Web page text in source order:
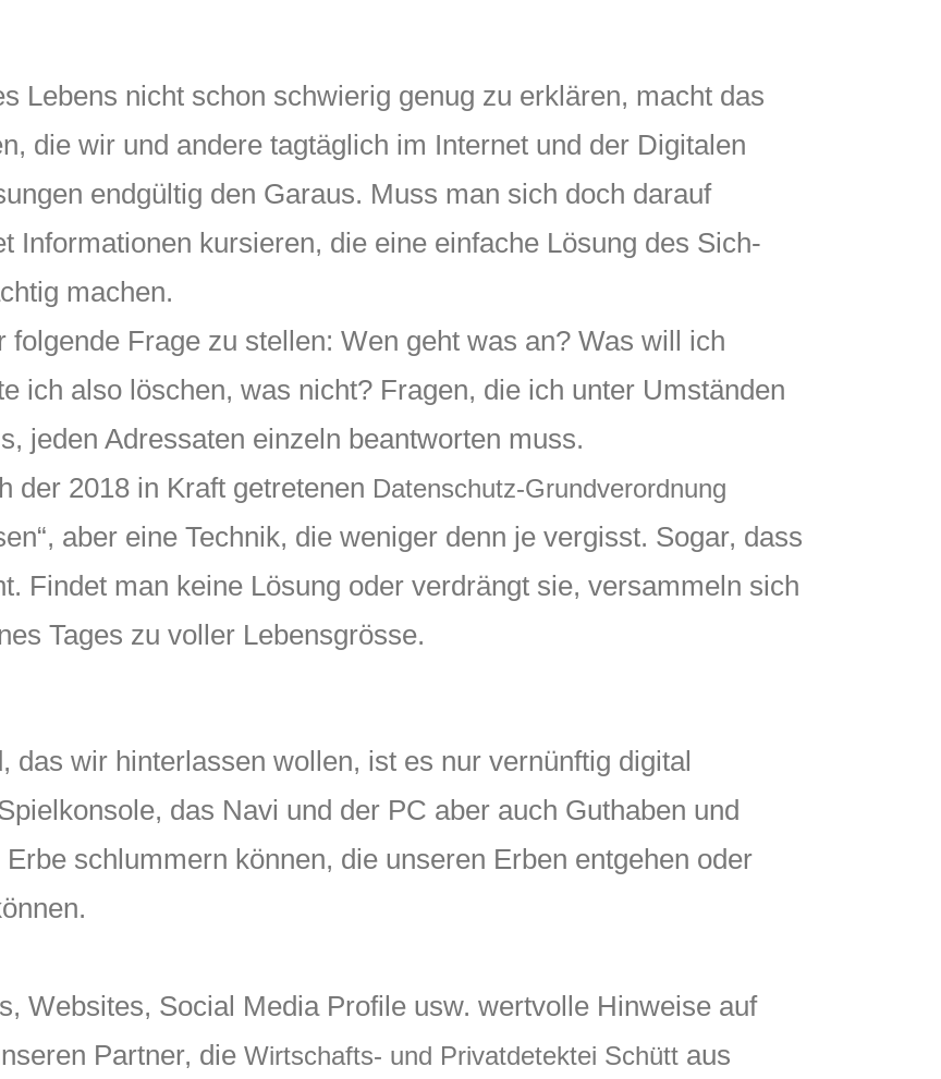
Lebens nicht schon schwierig genug zu erklären, macht das
die wir und andere tagtäglich im Internet und der Digitalen
endgültig den Garaus. Muss man sich doch darauf
Informationen kursieren, die eine einfache Lösung des Sich-
machen.
Frage zu stellen: Wen geht was an? Was will ich
ich also löschen, was nicht? Fragen, die ich unter Umständen
jeden Adressaten einzeln beantworten muss.
der 2018 in Kraft getretenen Datenschutz-Grundverordnung
aber eine Technik, die weniger denn je vergisst. Sogar, dass
Findet man keine Lösung oder verdrängt sie, versammeln sich
Tages zu voller Lebensgrösse.
das wir hinterlassen wollen, ist es nur vernünftig digital
das Navi und der PC aber auch Guthaben und
schlummern können, die unseren Erben entgehen oder
Websites, Social Media Profile usw. wertvolle Hinweise auf
Partner, die Wirtschafts- und Privatdetektei Schütt aus